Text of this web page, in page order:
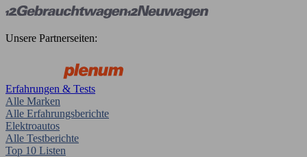
Unsere Partnerseiten:
Erfahrungen & Tests
Alle Marken
Alle Erfahrungsberichte
Elektroautos
Alle Testberichte
Top 10 Listen